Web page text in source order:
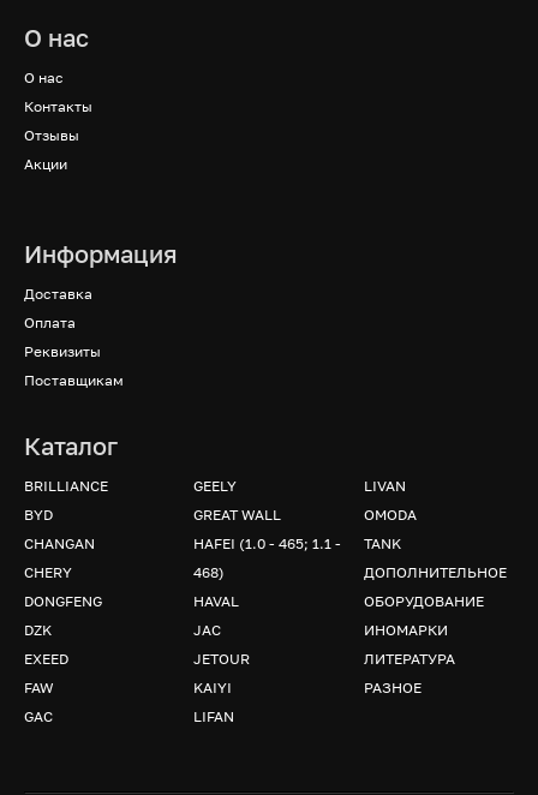
О нас
О нас
Контакты
Отзывы
Акции
Информация
Доставка
Оплата
Реквизиты
Поставщикам
Каталог
BRILLIANCE
BYD
CHANGAN
CHERY
DONGFENG
DZK
EXEED
FAW
GAC
GEELY
GREAT WALL
HAFEI (1.0 - 465; 1.1 -
468)
HAVAL
JAC
JETOUR
KAIYI
LIFAN
LIVAN
OMODA
TANK
ДОПОЛНИТЕЛЬНОЕ
ОБОРУДОВАНИЕ
ИНОМАРКИ
ЛИТЕРАТУРА
РАЗНОЕ